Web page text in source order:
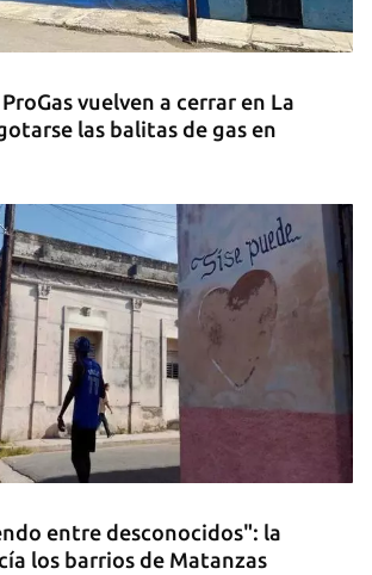
de Celia Cruz desafía la
en La Habana
vuelven a cerrar en La
las balitas de gas en
entre desconocidos": la
los barrios de Matanzas